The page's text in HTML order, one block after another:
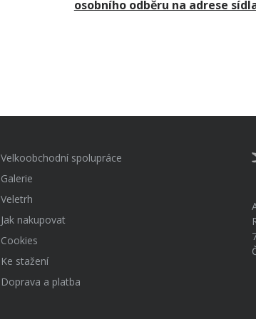
osobního odběru na adrese
Velkoobchodní spolupráce
Galerie
Veletrh
Jak nakupovat
Cookies
Ke stažení
Doprava a platba